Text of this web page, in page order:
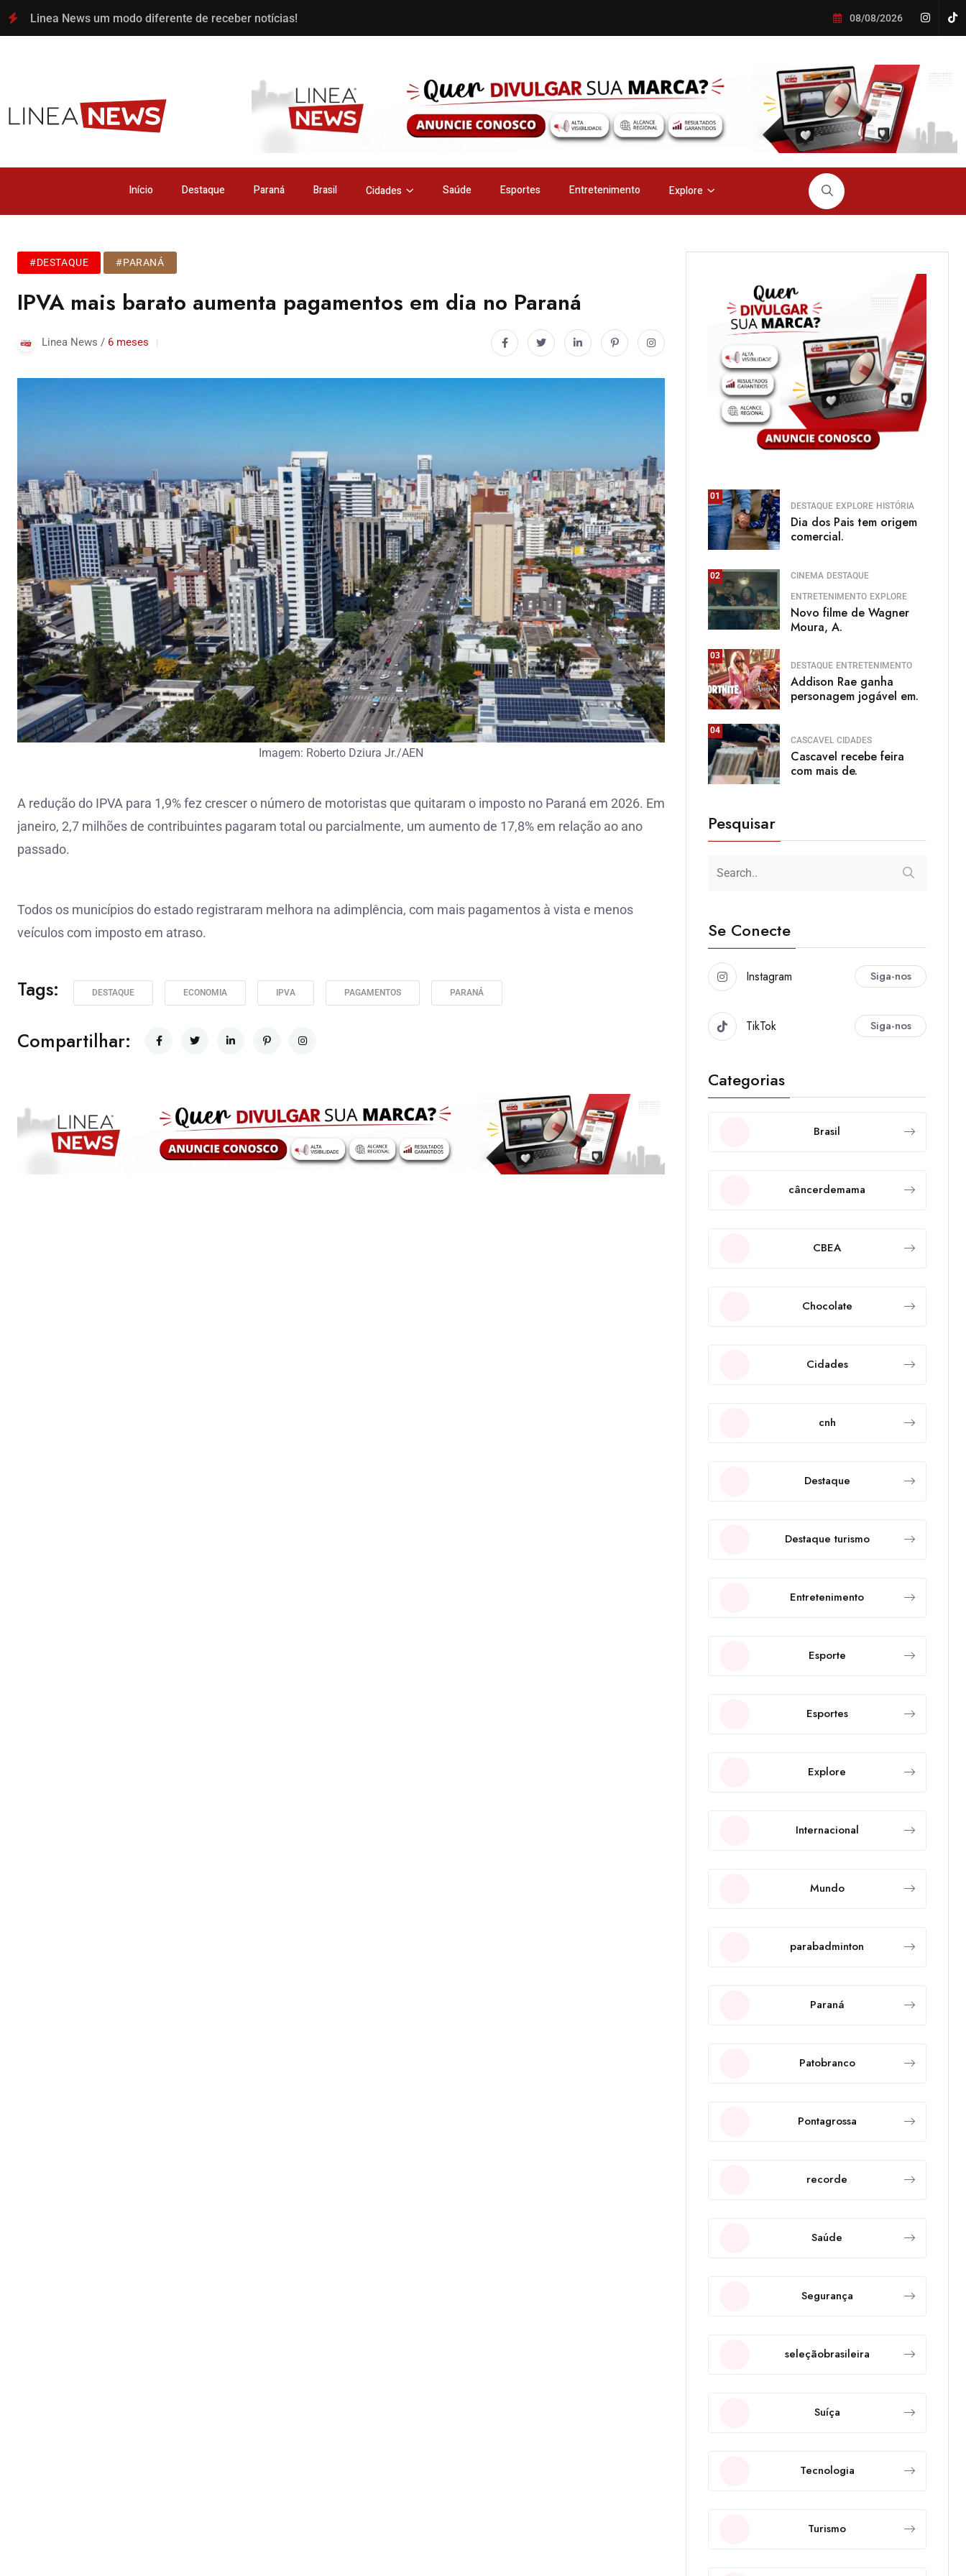
Linea News um modo diferente de receber notícias! 08/08/2026
Início Destaque Paraná Brasil Cidades Saúde Esportes Entretenimento Explore
#DESTAQUE #PARANÁ
IPVA mais barato aumenta pagamentos em dia no Paraná
Linea News / 6 meses
Imagem: Roberto Dziura Jr./AEN
A redução do IPVA para 1,9% fez crescer o número de motoristas que quitaram o imposto no Paraná em 2026. Em
janeiro, 2,7 milhões de contribuintes pagaram total ou parcialmente, um aumento de 17,8% em relação ao ano
passado.
Todos os municípios do estado registraram melhora na adimplência, com mais pagamentos à vista e menos
veículos com imposto em atraso.
Tags: DESTAQUE ECONOMIA IPVA PAGAMENTOS PARANÁ
Compartilhar:
01
DESTAQUE EXPLORE HISTÓRIA
Dia dos Pais tem origem
comercial.
02 CINEMA DESTAQUE
ENTRETENIMENTO EXPLORE
Novo filme de Wagner
Moura, A.
03
DESTAQUE ENTRETENIMENTO
Addison Rae ganha
personagem jogável em.
04
CASCAVEL CIDADES
Cascavel recebe feira
com mais de.
Pesquisar
Se Conecte
Instagram Siga-nos
TikTok Siga-nos
Categorias
Brasil
câncerdemama
CBEA
Chocolate
Cidades
cnh
Destaque
Destaque turismo
Entretenimento
Esporte
Esportes
Explore
Internacional
Mundo
parabadminton
Paraná
Patobranco
Pontagrossa
recorde
Saúde
Segurança
seleçãobrasileira
Suíça
Tecnologia
Turismo